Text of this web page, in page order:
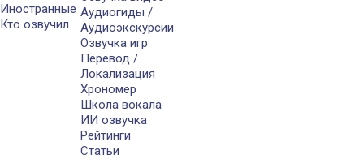
Иностранные
Кто озвучил
Аудиогиды /
Аудиоэкскурсии
Озвучка игр
Перевод /
Локализация
Хрономер
Школа вокала
ИИ озвучка
Рейтинги
Статьи